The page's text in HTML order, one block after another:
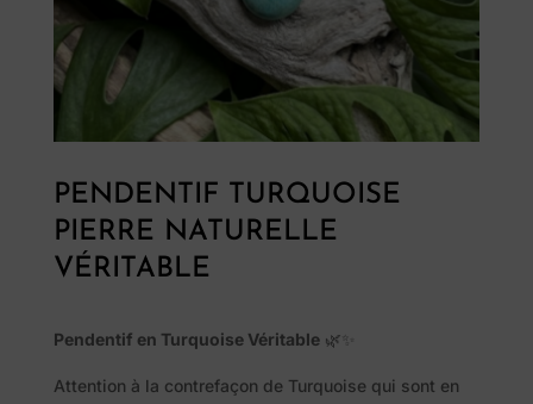
PENDENTIF TURQUOISE
PIERRE NATURELLE
VÉRITABLE
Pendentif en Turquoise Véritable🌿✨
Attention à la contrefaçon de Turquoise qui sont en